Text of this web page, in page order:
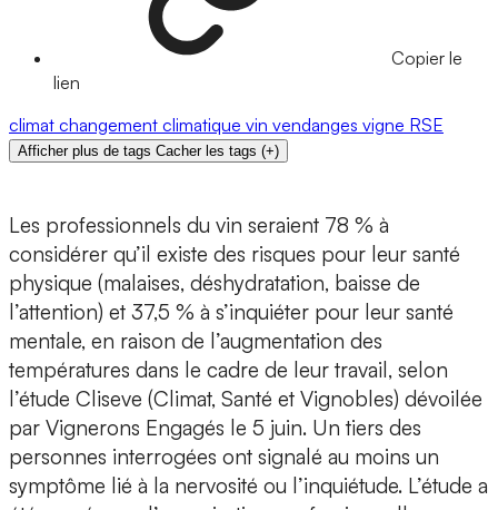
Copier le
lien
climat changement climatique vin vendanges vigne RSE
Afficher plus de tags Cacher les tags (+)
Les professionnels du vin seraient 78 % à
considérer qu’il existe des risques pour leur santé
physique (malaises, déshydratation, baisse de
l’attention) et 37,5 % à s’inquiéter pour leur santé
mentale, en raison de l’augmentation des
températures dans le cadre de leur travail, selon
l’étude Cliseve (Climat, Santé et Vignobles) dévoilée
par Vignerons Engagés le 5 juin. Un tiers des
personnes interrogées ont signalé au moins un
symptôme lié à la nervosité ou l’inquiétude. L’étude a